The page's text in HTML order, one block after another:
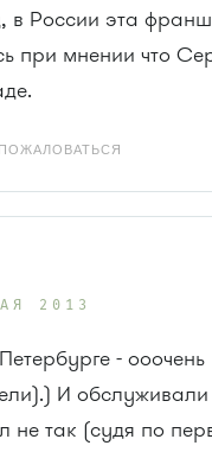
в России эта
при мнении что
ПОЖАЛОВАТЬСЯ
2013
- ооочень
И обслуживали
не так (судя по